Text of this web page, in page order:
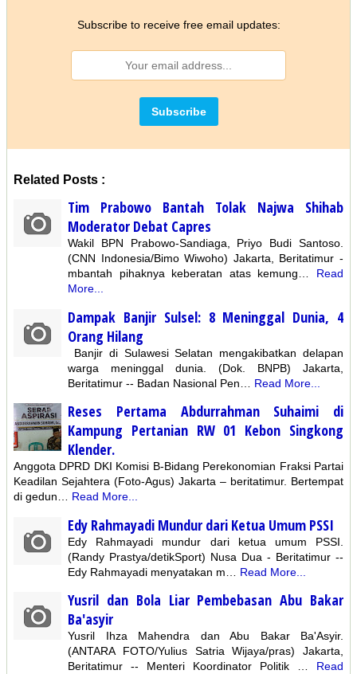
Subscribe to receive free email updates:
Related Posts :
Tim Prabowo Bantah Tolak Najwa Shihab
Moderator Debat Capres
Wakil BPN Prabowo-Sandiaga, Priyo Budi Santoso.
(CNN Indonesia/Bimo Wiwoho) Jakarta, Beritatimur -
mbantah pihaknya keberatan atas kemung…
Read
More...
Dampak Banjir Sulsel: 8 Meninggal Dunia, 4
Orang Hilang
Banjir di Sulawesi Selatan mengakibatkan delapan
warga meninggal dunia. (Dok. BNPB) Jakarta,
Beritatimur -- Badan Nasional Pen…
Read More...
Reses Pertama Abdurrahman Suhaimi di
Kampung Pertanian RW 01 Kebon Singkong
Klender.
Anggota DPRD DKI Komisi B-Bidang Perekonomian Fraksi Partai
Keadilan Sejahtera (Foto-Agus) Jakarta – beritatimur. Bertempat
di gedun…
Read More...
Edy Rahmayadi Mundur dari Ketua Umum PSSI
Edy Rahmayadi mundur dari ketua umum PSSI.
(Randy Prastya/detikSport) Nusa Dua - Beritatimur --
Edy Rahmayadi menyatakan m…
Read More...
Yusril dan Bola Liar Pembebasan Abu Bakar
Ba'asyir
Yusril Ihza Mahendra dan Abu Bakar Ba'Asyir.
(ANTARA FOTO/Yulius Satria Wijaya/pras) Jakarta,
Beritatimur -- Menteri Koordinator Politik …
Read